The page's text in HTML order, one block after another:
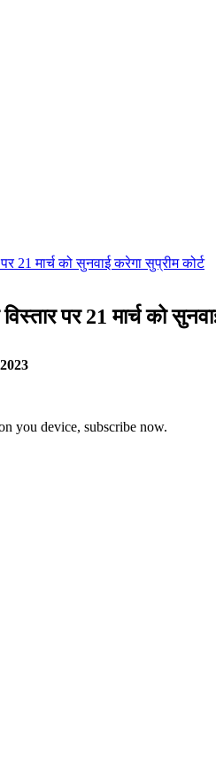
पर 21 मार्च को
you device, subscribe now.